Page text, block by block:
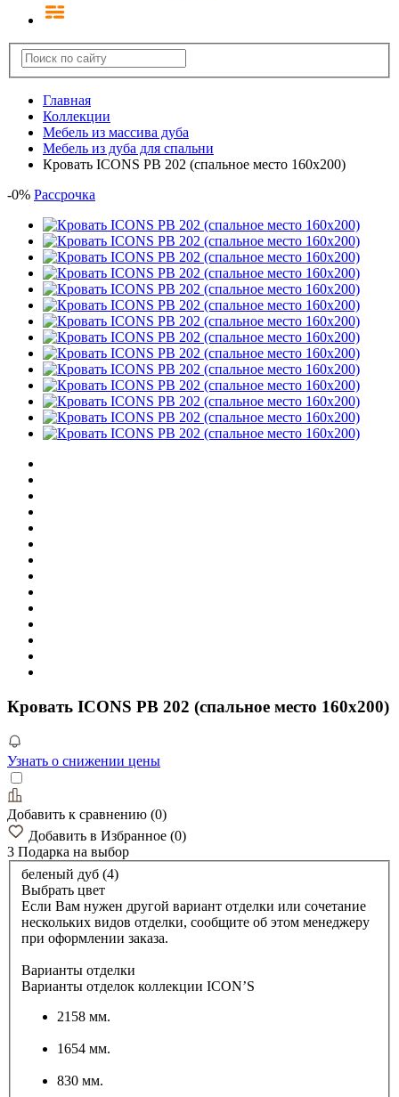
Главная
Коллекции
Мебель из массива дуба
Мебель из дуба для спальни
Кровать ICONS РВ 202 (спальное место 160х200)
-0% Рассрочка
Кровать ICONS РВ 202 (спальное место 160х200)
Узнать о снижении цены
Добавить к сравнению (0)
Добавить в Избранное (0)
3 Подарка на выбор
беленый дуб (4)
Выбрать цвет
Если Вам нужен другой вариант отделки или сочетание
нескольких видов отделки, сообщите об этом менеджеру
при оформлении заказа.
Варианты отделки
Варианты отделок коллекции ICON’S
2158 мм.
1654 мм.
830 мм.